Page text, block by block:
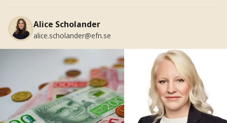
Alice Scholander
alice.scholander@efn.se